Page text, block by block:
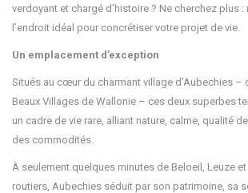
verdoyant et chargé d’histoire ? Ne cherchez plus
l’endroit idéal pour concrétiser votre projet de vie.
Un emplacement d’exception
Situés au cœur du charmant village d’Aubechies –
Beaux Villages de Wallonie – ces deux superbes
un cadre de vie rare, alliant nature, calme, qualité
des commodités.
À seulement quelques minutes de Beloeil, Leuze
routiers, Aubechies séduit par son patrimoine, sa